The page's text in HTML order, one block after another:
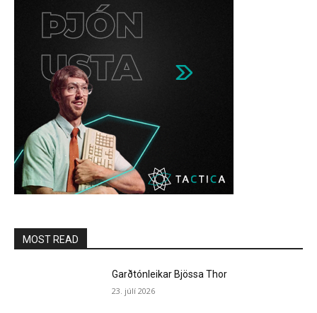
MOST READ
Garðtónleikar Bjössa Thor
23. júlí 2026